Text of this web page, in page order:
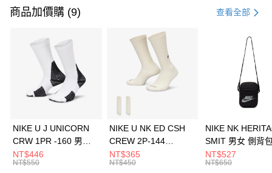
信用卡一次付款
3 期 0 利率 每期 21家銀行
合作金庫商業銀行
第一商業銀行
華南商業銀行
彰化商業銀行
上海商業儲蓄銀行
元大商業銀行
Apple Pay
全盈+PAY
AFTEE先享後付
商品加價購 (9) 查看全部
NIKE U J UNICORN
CRW 1PR -160 男女
中統襪 FZ3393100
NT$446
NT$550
NIKE U NK ED CSH
CREW 2P-144
EMBRDY 男女 短統襪
FZ3073133
NT$365
NT$450
NIKE NK
SMIT 男女 側背
BA5871010
NT$527
NT$650